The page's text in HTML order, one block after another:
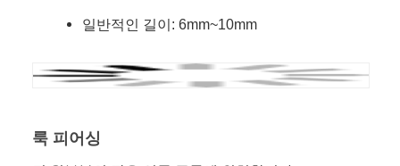
일반적인 길이: 6mm~10mm
룩 피어싱